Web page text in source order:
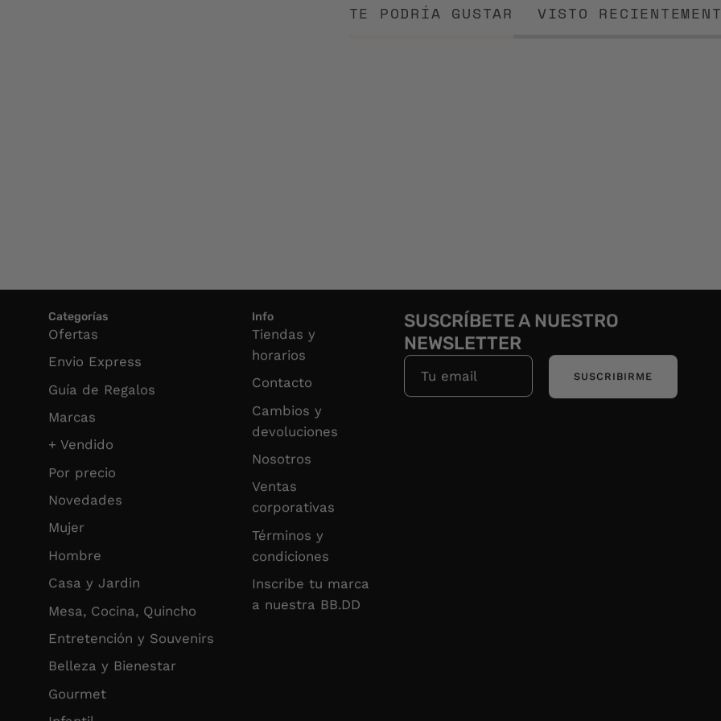
TE PODRÍA GUSTAR VISTO
Categorías
Ofertas
Envio Express
Guía de Regalos
Marcas
+ Vendido
Por precio
Novedades
Mujer
Hombre
Casa y Jardin
Mesa, Cocina, Quincho
Entretención y Souvenirs
Belleza y Bienestar
Gourmet
Info
Tiendas y
horarios
Contacto
Cambios y
devoluciones
Nosotros
Ventas
corporativas
Términos y
condiciones
Inscribe tu marca
a nuestra BB.DD
SUSCRÍBETE A NUESTRO
NEWSLETTER
SUSCRIBIRME